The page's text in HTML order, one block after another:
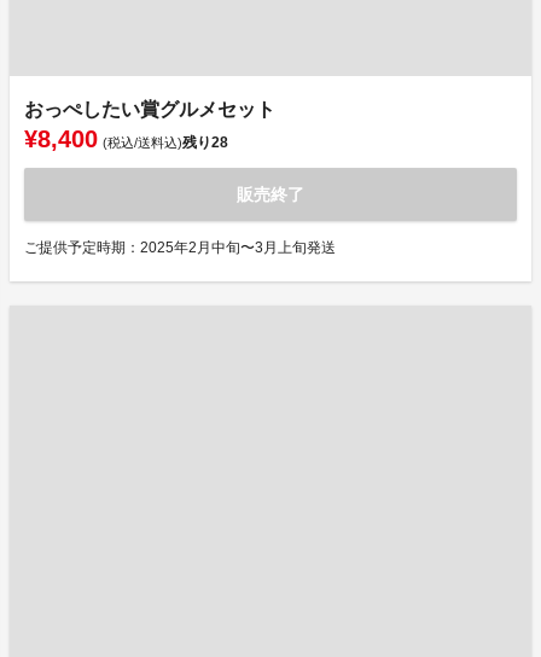
おっぺしたい賞グルメセット
¥8,400 (税込/送料込)残り28
販売終了
ご提供予定時期：2025年2月中旬〜3月上旬発送